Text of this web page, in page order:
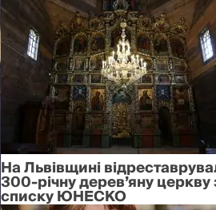
На Львівщині
300-річну дерев’яну церкву
списку ЮНЕСКО